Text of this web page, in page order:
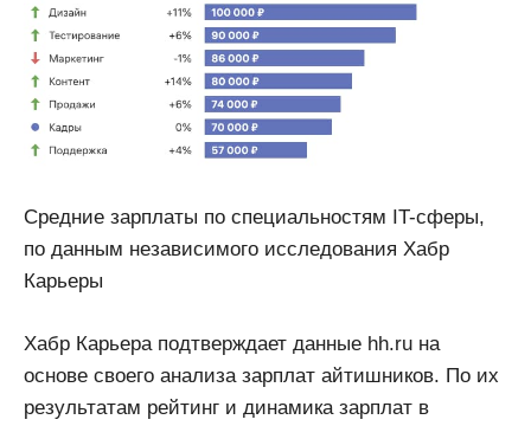
Средние зарплаты по специальностям IT-сферы,
по данным независимого исследования Хабр
Карьеры
Хабр Карьера подтверждает данные hh.ru на
основе своего анализа зарплат айтишников. По их
результатам рейтинг и динамика зарплат в